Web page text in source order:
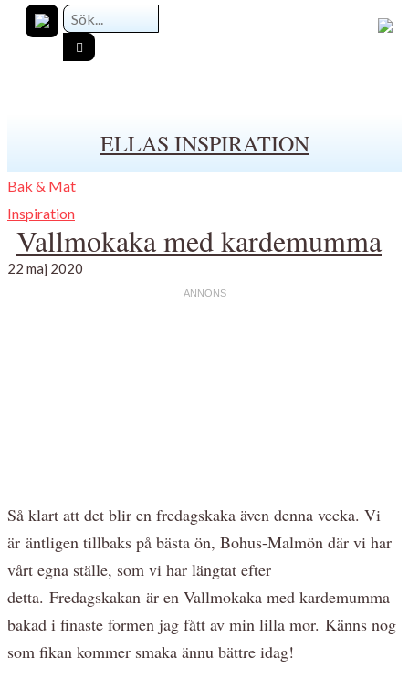
ELLAS INSPIRATION
Bak & Mat
Inspiration
Vallmokaka med kardemumma
22 maj 2020
Så klart att det blir en fredagskaka även denna vecka. Vi
är äntligen tillbaks på bästa ön, Bohus-Malmön där vi har
vårt egna ställe, som vi har längtat efter
detta. Fredagskakan är en Vallmokaka med kardemumma
bakad i finaste formen jag fått av min lilla mor. Känns nog
som fikan kommer smaka ännu bättre idag!